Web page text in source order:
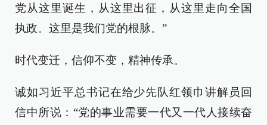
党从这里诞生，从这里出征，从这里走向全国
执政。这里是我们党的根脉。”
时代变迁，信仰不变，精神传承。
诚如习近平总书记在给少先队红领巾讲解员回
信中所说：“党的事业需要一代又一代人接续奋